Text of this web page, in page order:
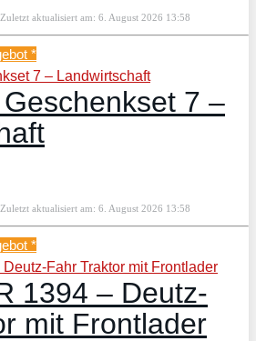
Zuletzt aktualisiert am: 6. August 2026 13:58
*
7 –
Zuletzt aktualisiert am: 6. August 2026 13:58
*
1394 – Deutz-
mit Frontlader